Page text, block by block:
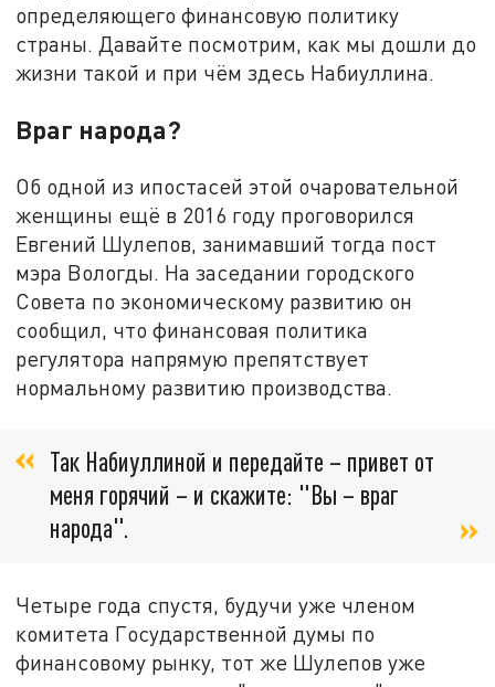
определяющего финансовую политику
страны. Давайте посмотрим, как мы дошли до
жизни такой и при чём здесь Набиуллина.
Враг народа?
Об одной из ипостасей этой очаровательной
женщины ещё в 2016 году проговорился
Евгений Шулепов, занимавший тогда пост
мэра Вологды. На заседании городского
Совета по экономическому развитию он
сообщил, что финансовая политика
регулятора напрямую препятствует
нормальному развитию производства.
Так Набиуллиной и передайте – привет от
меня горячий – и скажите: "Вы – враг
народа".
Четыре года спустя, будучи уже членом
комитета Государственной думы по
финансовому рынку, тот же Шулепов уже